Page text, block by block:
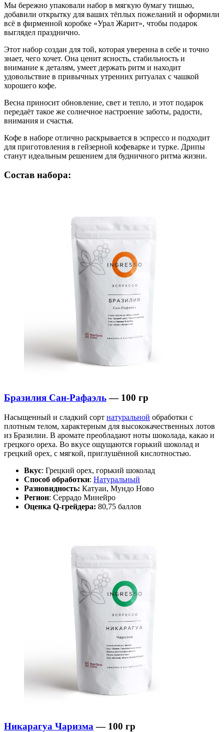
Мы бережно упаковали набор в мягкую бумагу тишью,
добавили открытку для ваших тёплых пожеланий и оформили
всё в фирменной коробке «Урал Жарит», чтобы подарок
выглядел празднично.
Этот набор создан для той, которая уверенна в себе и точно
знает, чего хочет. Она ценит ясность, стабильность и
внимание к деталям, умеет держать ритм и находит
удовольствие в привычных утренних ритуалах с чашкой
хорошего кофе.
Весна приносит обновление, свет и тепло, и этот подарок
передаёт такое же солнечное настроение заботы, радости,
внимания и счастья.
Кофе в наборе отлично раскрывается в эспрессо и подходит
для приготовления в гейзерной кофеварке и турке. Дрипы
станут идеальным решением для будничного ритма жизни.
Состав набора:
Бразилия Сан-Рафаэль— 100 гр
Насыщенный и сладкий сорт натуральной обработки с
плотным телом, характерным для высококачественных лотов
из Бразилии. В аромате преобладают ноты шоколада, какао и
грецкого ореха. Во вкусе ощущаются горький шоколад и
грецкий орех, с мягкой, приглушённой кислотностью.
Вкус: Грецкий орех, горький шоколад
Способ обработки: Натуральный
Разновидность: Катуаи, Мундо Ново
Регион: Серрадо Минейро
Оценка Q-грейдера: 80,75 баллов
Никарагуа Чаризма— 100 гр